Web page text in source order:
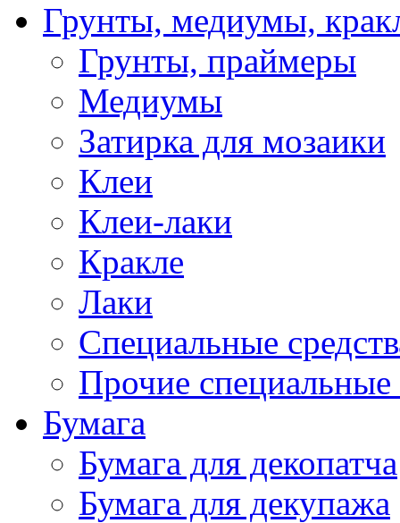
Грунты, медиумы,
Грунты, праймеры
Медиумы
Затирка для мозаики
Клеи
Клеи-лаки
Кракле
Лаки
Специальные
Прочие специальные
Бумага
Бумага для декопатча
Бумага для декупажа